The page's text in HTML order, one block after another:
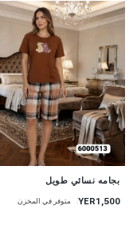
بجامه نسائي طويل
YER1,500 متوفر في المخزن